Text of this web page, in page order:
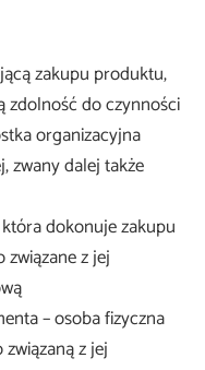
zakupu produktu,
zdolność do czynności
organizacyjna
zwany dalej także
dokonuje zakupu
z jej
– osoba fizyczna
z jej